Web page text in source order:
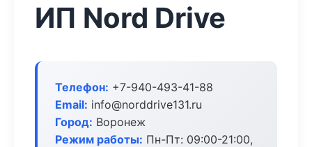
ИП Nord Drive
Телефон: +7-940-493-41-88
Email: info@norddrive131.ru
Город: Воронеж
Режим работы: Пн-Пт: 09:00-21:00,